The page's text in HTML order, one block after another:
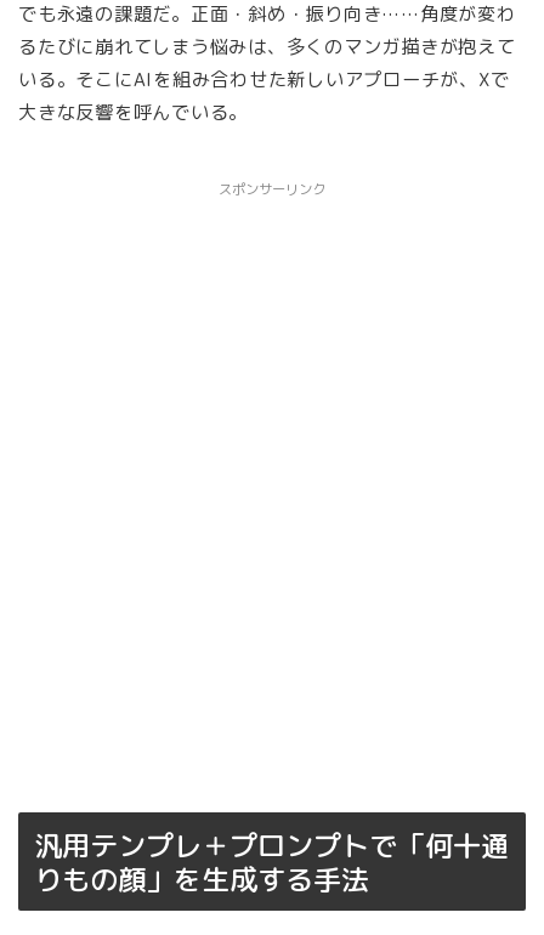
でも永遠の課題だ。正面・斜め・振り向き……角度が変わ
るたびに崩れてしまう悩みは、多くのマンガ描きが抱えて
いる。そこにAIを組み合わせた新しいアプローチが、Xで
大きな反響を呼んでいる。
スポンサーリンク
汎用テンプレ＋プロンプトで「何十通
りもの顔」を生成する手法